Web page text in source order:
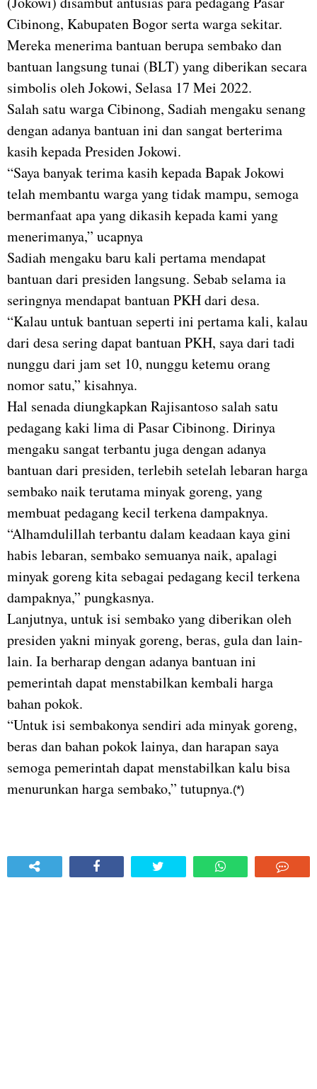
Cibinong, Kabupaten Bogor serta warga sekitar.
Mereka menerima bantuan berupa sembako dan
bantuan langsung tunai (BLT) yang diberikan secara
simbolis oleh Jokowi, Selasa 17 Mei 2022.
Salah satu warga Cibinong, Sadiah mengaku senang
dengan adanya bantuan ini dan sangat berterima
kasih kepada Presiden Jokowi.
“Saya banyak terima kasih kepada Bapak Jokowi
telah membantu warga yang tidak mampu, semoga
bermanfaat apa yang dikasih kepada kami yang
menerimanya,” ucapnya
Sadiah mengaku baru kali pertama mendapat
bantuan dari presiden langsung. Sebab selama ia
seringnya mendapat bantuan PKH dari desa.
“Kalau untuk bantuan seperti ini pertama kali, kalau
dari desa sering dapat bantuan PKH, saya dari tadi
nunggu dari jam set 10, nunggu ketemu orang
nomor satu,” kisahnya.
Hal senada diungkapkan Rajisantoso salah satu
pedagang kaki lima di Pasar Cibinong. Dirinya
mengaku sangat terbantu juga dengan adanya
bantuan dari presiden, terlebih setelah lebaran harga
sembako naik terutama minyak goreng, yang
membuat pedagang kecil terkena dampaknya.
“Alhamdulillah terbantu dalam keadaan kaya gini
habis lebaran, sembako semuanya naik, apalagi
minyak goreng kita sebagai pedagang kecil terkena
dampaknya,” pungkasnya.
Lanjutnya, untuk isi sembako yang diberikan oleh
presiden yakni minyak goreng, beras, gula dan lain-
lain. Ia berharap dengan adanya bantuan ini
pemerintah dapat menstabilkan kembali harga
bahan pokok.
“Untuk isi sembakonya sendiri ada minyak goreng,
beras dan bahan pokok lainya, dan harapan saya
semoga pemerintah dapat menstabilkan kalu bisa
menurunkan harga sembako,” tutupnya.(*)